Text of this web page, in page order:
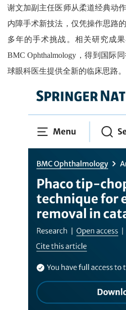
谢文加副主任医师从柔道经典动
内障手术新技法，仅凭操作思路
多年的手术挑战。相关研究成
BMC Ophthalmology ，得到国际
球眼科医生提供全新的临床思路。